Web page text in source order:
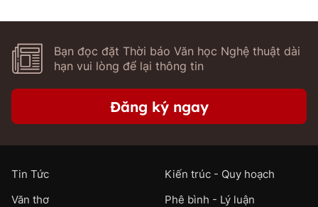
Bạn đọc đặt Thời báo Văn học Nghệ thuật dài
hạn vui lòng để lại thông tin
Đăng ký ngay
Tin Tức
Kiến trúc - Quy hoạch
Văn thơ
Phê bình - Lý luận